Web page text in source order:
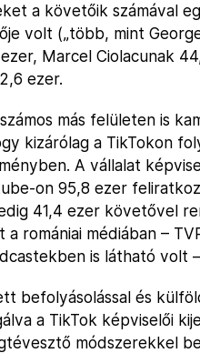
a követőik számával
volt („több, mint
Marcel Ciolacunak
ezer.
számos más felületen is
kizárólag a TikTokon
A vállalat
on 95,8 ezer
41,4 ezer követővel
romániai médiában –
is látható volt
befolyásolással és
a TikTok képviselői
módszerekkel